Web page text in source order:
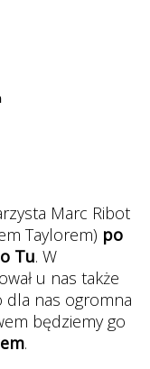
Marc Ribot
Taylorem) po
Tu. W
u nas także
dla nas ogromna
będziemy go
.